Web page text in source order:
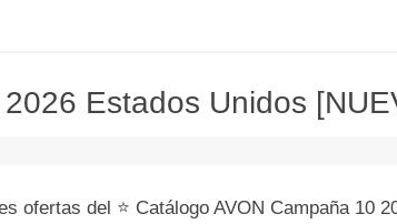
Estados Unidos
ofertas del ⭐ Catálogo AVON Campaña 10